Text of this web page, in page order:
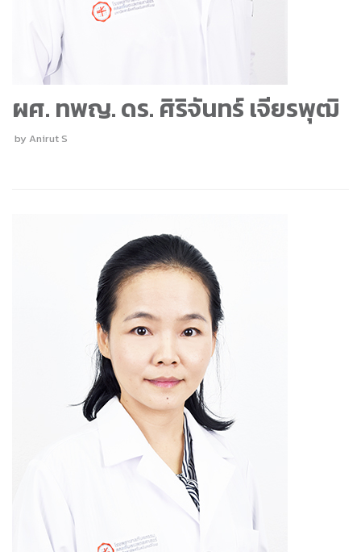
ผศ. ทพญ. ดร. ศิริจันทร์ เจียรพุฒิ
by Anirut S